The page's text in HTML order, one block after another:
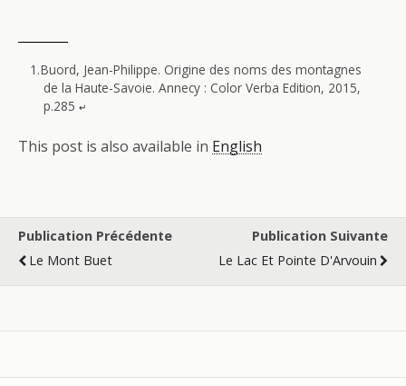
Buord, Jean-Philippe. Origine des noms des montagnes
de la Haute-Savoie. Annecy : Color Verba Edition, 2015,
p.285↵
This post is also available in English
Publication Précédente
Le Mont Buet
Publication Suivante
Le Lac Et Pointe D'Arvouin